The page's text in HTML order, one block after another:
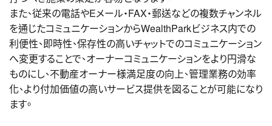
また、従来の電話やEメール・FAX・郵送などの複数チャンネル
を通じたコミュニケーションからWealthParkビジネス内での
利便性、即時性、保存性の高いチャットでのコミュニケーション
へ変更することで、オーナーコミュニケーションをより円滑な
ものにし、不動産オーナー様満足度の向上、管理業務の効率
化、より付加価値の高いサービス提供を図ることが可能になり
ます。